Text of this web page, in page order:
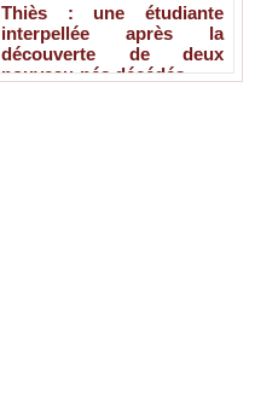
Thiès : une étudiante
interpellée après la
découverte de deux
nouveau-nés décédés